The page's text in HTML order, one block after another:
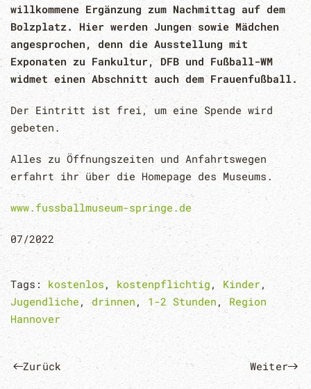
willkommene Ergänzung zum Nachmittag auf dem
Bolzplatz. Hier werden Jungen sowie Mädchen
angesprochen, denn die Ausstellung mit
Exponaten zu Fankultur, DFB und Fußball-WM
widmet einen Abschnitt auch dem Frauenfußball.
Der Eintritt ist frei, um eine Spende wird
gebeten.
Alles zu Öffnungszeiten und Anfahrtswegen
erfahrt ihr über die Homepage des Museums.
www.fussballmuseum-springe.de
07/2022
Tags: kostenlos, kostenpflichtig , Kinder ,
Jugendliche ,drinnen, 1-2 Stunden , Region
Hannover
Zurück Weiter